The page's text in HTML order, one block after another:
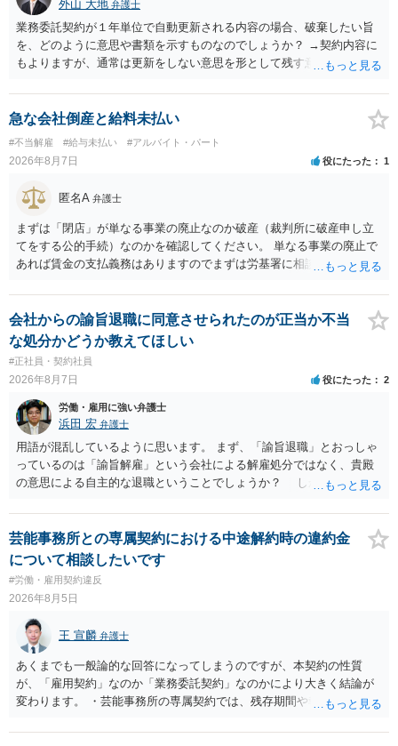
外山 大地 弁護士
業務委託契約が１年単位で自動更新される内容の場合、破棄したい旨
を、どのように意思や書類を示すものなのでしょうか？ →契約内容に
もよりますが、通常は更新をしない意思を形として残す意味で、書面
の確保の他に何か企業側にメリットがあるのでしょうか？ →企業側の
メリットは分かりかねますが、ご質問者様が業務を受託する側のお立
場であれば、自動更新で契約が延長されると、企業側は報酬を支払う
義務を負うことになるので（ご質問者様も業務を提供する義務を負
う）、放置をすることは望ましい状態ではないと思料いたします。
急な会社倒産と給料未払い
#不当解雇 #給与未払い #アルバイト・パート
2026年8月7日 役にたった 1
匿名A 弁護士
まずは「閉店」が単なる事業の廃止なのか破産（裁判所に破産申し立
てをする公的手続）なのかを確認してください。 単なる事業の廃止で
あれば賃金の支払義務はありますのでまずは労基署に相談してくださ
しいかもしれませんが）賃金などの労働債権は他の債務より優先して
支払われます。ただし支払までにかなり時間がかかるでしょう。 さら
に、「独立行政法人労働者健康安全機構 」という公的機関が未払賃金
の立替事業を行っています。詳しくは、同機構の＜未払賃金立替払相
談コーナー＞ TEL 044-431-8663 相談時間：土日祝日を除く9:15～1
7:00 に相談してみてください。同じように未払となった他の従業員の
方がいれば一緒に相談してみるといいでしょう。
会社からの諭旨退職に同意させられたのが正当か不当
な処分かどうか教えてほしい
#正社員・契約社員
2026年8月7日 役にたった 2
労働・雇用に強い弁護士
浜田 宏 弁護士
用語が混乱しているように思います。 まず、「諭旨退職」とおっしゃ
っているのは「諭旨解雇」という会社による解雇処分ではなく、貴殿
の意思による自主的な退職ということでしょうか？ しかし、記載さ
す。 その場合、解雇には客観的で合理的な理由が必要であり、かつ
解雇という処分が社会通念上相当と認められない限り、解雇は無効で
す。 結局、貴殿のネット炎上の内容や原因、勤務先に与えた影響な
どを具体的に検討しなければ、何とも申し上げることができません。
また、育児休業法関係の問題もあるかもしれません。 ある程度労働
法に関する専門的な知識が必要な事案ですので、一度、お近くの弁護
士にご相談下さい。
芸能事務所との専属契約における中途解約時の違約金
について相談したいです
#労働・雇用契約違反
2026年8月5日
王 宣麟 弁護士
あくまでも一般論的な回答になってしまうのですが、本契約の性質
が、「雇用契約」なのか「業務委託契約」なのかにより大きく結論が
変わります。 ・芸能事務所の専属契約では、残存期間や報酬額、投下
務上よくあるからといって当然に適法という意味ではなく、実際の損